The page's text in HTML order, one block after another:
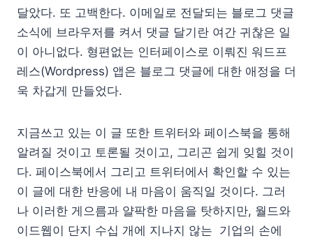
달았다. 또 고백한다. 이메일로 전달되는 블로그 댓글
소식에 브라우저를 켜서 댓글 달기란 여간 귀찮은 일
이 아니없다. 형편없는 인터페이스로 이뤄진 워드프
레스(Wordpress) 앱은 블로그 댓글에 대한 애정을 더
욱 차갑게 만들었다.
지금쓰고 있는 이 글 또한 트위터와 페이스북을 통해
알려질 것이고 토론될 것이고, 그리곤 쉽게 잊힐 것이
다. 페이스북에서 그리고 트위터에서 확인할 수 있는
이 글에 대한 반응에 내 마음이 움직일 것이다. 그러
나 이러한 게으름과 얄팍한 마음을 탓하지만, 월드와
이드웹이 단지 수십 개에 지나지 않는 기업의 손에